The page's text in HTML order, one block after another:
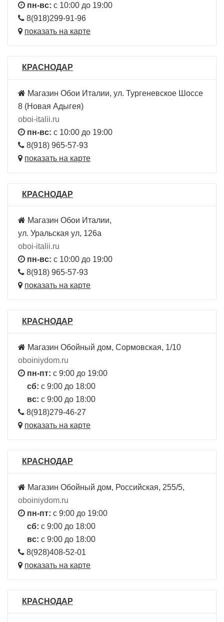
пн-вс: с 10:00 до 19:00
8(918)299-91-96
показать на карте
КРАСНОДАР
Магазин Обои Италии, ул. Тургеневское Шоссе
8 (Новая Адыгея)
oboi-italii.ru
пн-вс: с 10:00 до 19:00
8(918) 965-57-93
показать на карте
КРАСНОДАР
Магазин Обои Италии,
ул. Уральская ул, 126а
oboi-italii.ru
пн-вс: с 10:00 до 19:00
8(918) 965-57-93
показать на карте
КРАСНОДАР
Магазин Обойный дом, Сормовская, 1/10
oboiniydom.ru
пн-пт: с 9:00 до 19:00
сб: с 9:00 до 18:00
вс: с 9:00 до 18:00
8(918)279-46-27
показать на карте
КРАСНОДАР
Магазин Обойный дом, Российская, 255/5,
oboiniydom.ru
пн-пт: с 9:00 до 19:00
сб: с 9:00 до 18:00
вс: с 9:00 до 18:00
8(928)408-52-01
показать на карте
КРАСНОДАР